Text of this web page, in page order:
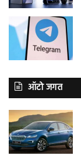
ऑटो जगत